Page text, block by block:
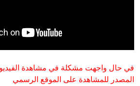
وتغيّر مسار
من هو محسن رضائي
لمجلس الأمن
أنهار أوروبا تتجه
في حال واجهت مشكلة في مشاهدة
المصدر للمشاهدة على الموقع الرسمي